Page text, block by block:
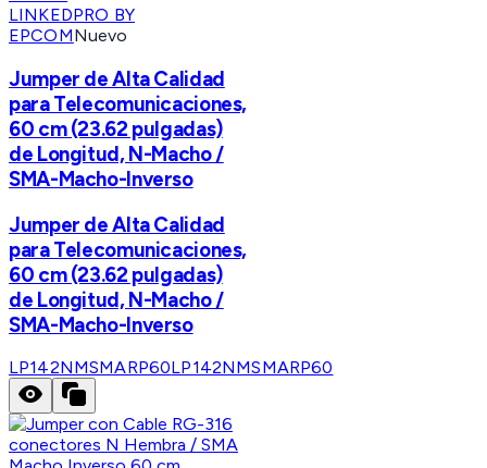
LINKEDPRO BY
EPCOMNuevo
Jumper de Alta Calidad
para Telecomunicaciones,
60 cm (23.62 pulgadas)
de Longitud, N-Macho /
SMA-Macho-Inverso
Jumper de Alta Calidad
para Telecomunicaciones,
60 cm (23.62 pulgadas)
de Longitud, N-Macho /
SMA-Macho-Inverso
LP142NMSMARP60LP142NMSMARP60